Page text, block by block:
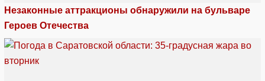
Незаконные аттракционы обнаружили на бульваре
Героев Отечества